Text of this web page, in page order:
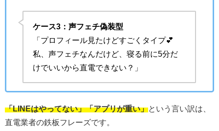
ケース3：声フェチ偽装型
「プロフィール見たけどすごくタイプ💕
私、声フェチなんだけど、寝る前に5分だ
けでいいから直電できない？」
「LINEはやってない」「アプリが重い」という言い訳は、
直電業者の鉄板フレーズです。